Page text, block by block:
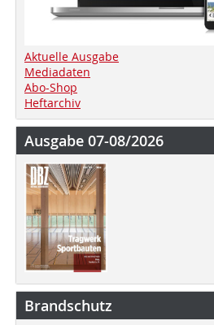
Aktuelle Ausgabe
Mediadaten
Abo-Shop
Heftarchiv
Ausgabe 07-08/2026
Brandschutz